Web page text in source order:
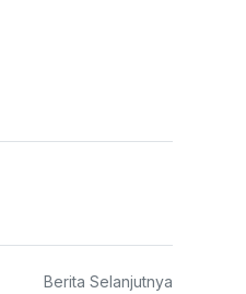
Berita Selanjutnya